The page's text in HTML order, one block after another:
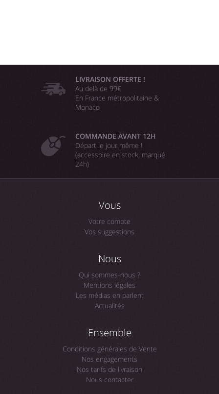
LIVRAISON OFFERTE !
Au delà de 99€
En France métropolitaine &
Monaco
COMMANDE AVANT 12H
Départ le jour même !
(accessoire en stock, marqué
24h)
Vous
Votre compte
Vos suggestions
Nous
Qui sommes-nous ?
Mentions légales
Les médias en parlent
Actualités
Ensemble
Conditions générales de Vente
Nos engagements
Nos tarifs de livraison
Nous contacter